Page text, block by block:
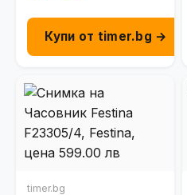
Купи от timer.bg →
timer.bg